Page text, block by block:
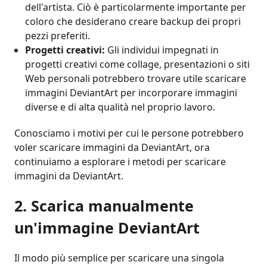
dell'artista. Ciò è particolarmente importante per
coloro che desiderano creare backup dei propri
pezzi preferiti.
Progetti creativi: Gli individui impegnati in
progetti creativi come collage, presentazioni o siti
Web personali potrebbero trovare utile scaricare
immagini DeviantArt per incorporare immagini
diverse e di alta qualità nel proprio lavoro.
Conosciamo i motivi per cui le persone potrebbero
voler scaricare immagini da DeviantArt, ora
continuiamo a esplorare i metodi per scaricare
immagini da DeviantArt.
2. Scarica manualmente
un'immagine DeviantArt
Il modo più semplice per scaricare una singola